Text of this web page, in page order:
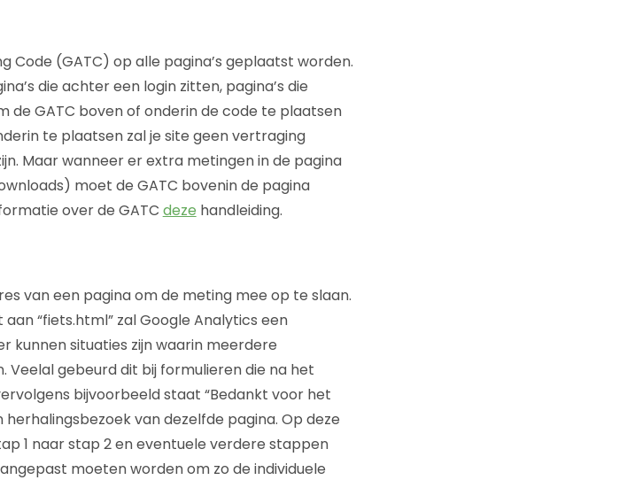
(GATC) op alle pagina’s geplaatst worden.
die achter een login zitten, pagina’s die
de GATC boven of onderin de code te plaatsen
te plaatsen zal je site geen vertraging
Maar wanneer er extra metingen in de pagina
moet de GATC bovenin de pagina
over de GATC deze handleiding.
van een pagina om de meting mee op te slaan.
“fiets.html” zal Google Analytics een
kunnen situaties zijn waarin meerdere
Veelal gebeurd dit bij formulieren die na het
bijvoorbeeld staat “Bedankt voor het
herhalingsbezoek van dezelfde pagina. Op deze
1 naar stap 2 en eventuele verdere stappen
moeten worden om zo de individuele